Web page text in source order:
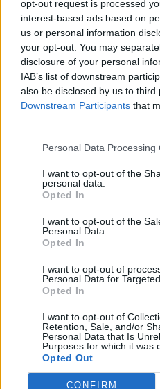
opt-out request is processed
interest-based ads based on
us or personal information
your opt-out. You may
disclosure of your personal
IAB’s list of downstream
also be disclosed by us to third
Downstream Participants that
Personal Data Processing
I want to opt-out of the
personal data.
Opted In
I want to opt-out of the
Personal Data.
Opted In
I want to opt-out of
Personal Data for
Opted In
I want to opt-out of
Retention, Sale, and/or
Personal Data that Is
Purposes for which it was
Opted Out
CONFIRM